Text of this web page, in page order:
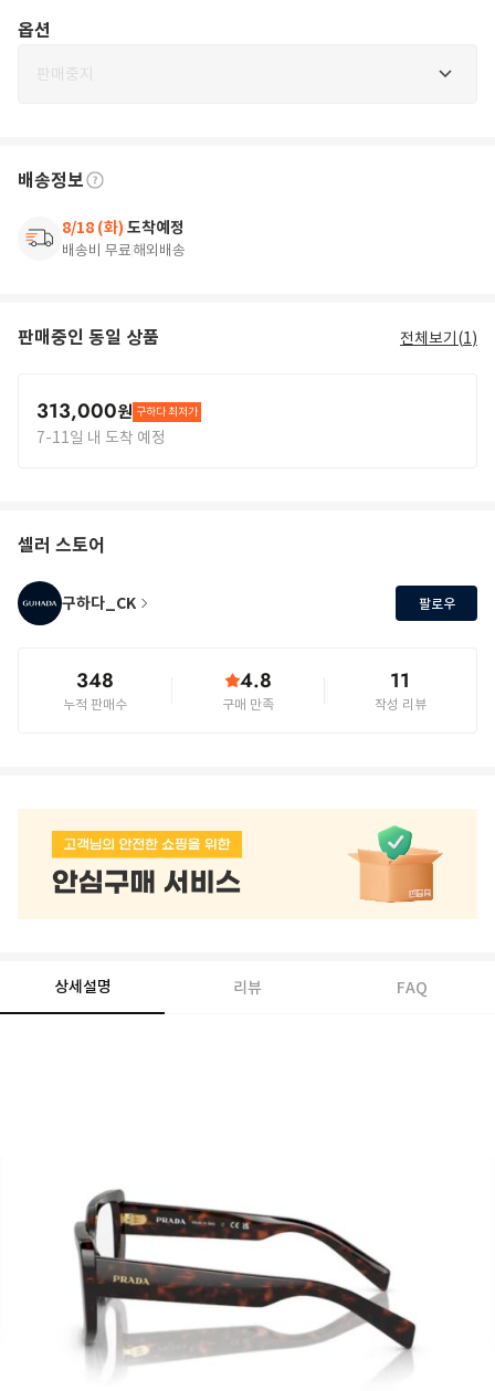
옵션
판매중지
배송정보
8/18 (화) 도착예정
배송비 무료해외배송
판매중인 동일 상품 전체보기(1)
313,000원 구하다 최저가
7-11일 내 도착 예정
셀러 스토어
구하다_CK 팔로우
348
누적 판매수
4.8
구매 만족
11
작성 리뷰
상세설명 리뷰 FAQ